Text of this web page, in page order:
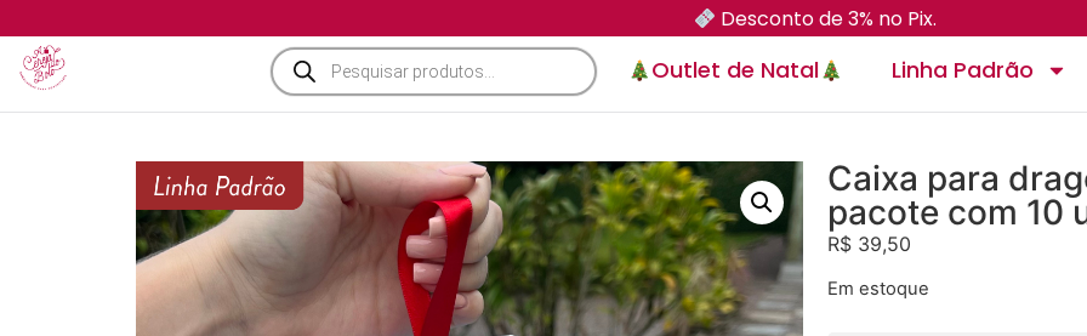
Desconto de 3% no Pix.
Outlet de Natal Linha Padrão
Caixa para
pacote com 10
R$ 39,50
Em estoque